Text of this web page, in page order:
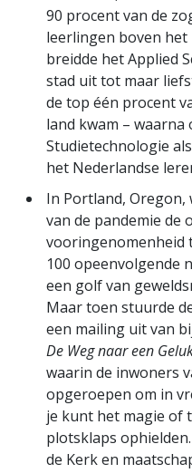
90 procent van de
leerlingen boven het
breidde het Applied
stad uit tot maar
de top één procent
land kwam –
Studietechnologie
het Nederlandse
In Portland,
van de pandemie de
vooringenomenheid
100 opeenvolgende
een golf van
Maar toen stuurde
een mailing uit van
De Weg naar een
waarin de inwoners
opgeroepen om in
je kunt het magie of
plotsklaps
de Kerk en